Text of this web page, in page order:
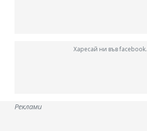
Харесай ни във facebook.
Реклами